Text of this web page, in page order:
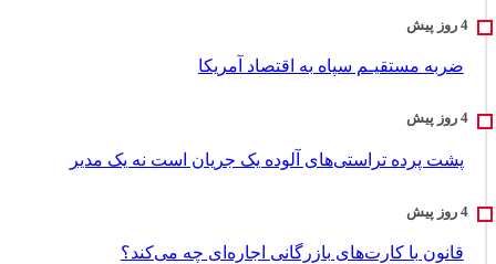
ضربه مستقیـم سپاه به اقتصاد آمر‌یکا
پشت پرده تراستی‌های آلوده یک جریان است نه یک مدیر
قانون با کارت‌های بازرگانی اجاره‌ای چه می‌کند؟